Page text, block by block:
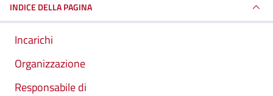
INDICE DELLA PAGINA
Incarichi
Organizzazione
Responsabile di